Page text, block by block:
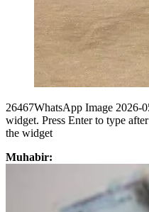
26467WhatsApp Image 2026-
widget. Press Enter to type
the widget
Muhabir: